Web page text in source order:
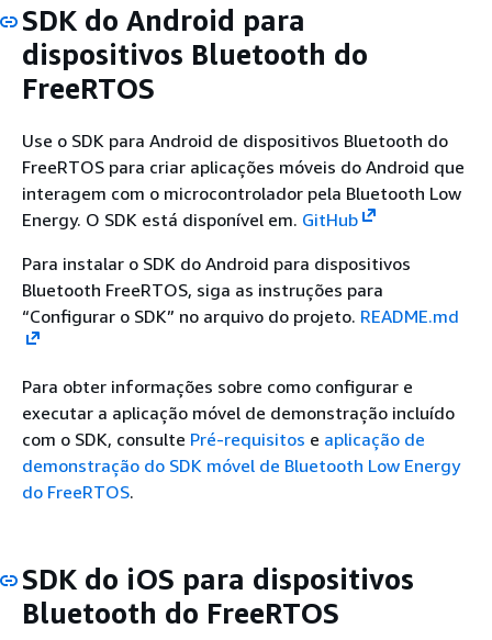
SDK do Android para
dispositivos Bluetooth do
FreeRTOS
Use o SDK para Android de dispositivos Bluetooth do
FreeRTOS para criar aplicações móveis do Android que
interagem com o microcontrolador pela Bluetooth Low
Energy. O SDK está disponível em. GitHub
Para instalar o SDK do Android para dispositivos
Bluetooth FreeRTOS, siga as instruções para
“Configurar o SDK” no arquivo do projeto. README.md
Para obter informações sobre como configurar e
executar a aplicação móvel de demonstração incluído
com o SDK, consulte Pré-requisitos e aplicação de
demonstração do SDK móvel de Bluetooth Low Energy
do FreeRTOS.
SDK do iOS para dispositivos
Bluetooth do FreeRTOS